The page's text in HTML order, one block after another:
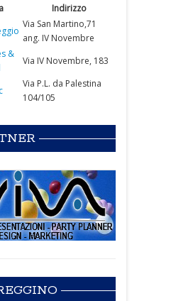
Indirizzo
Via San Martino,71
ang. IV Novembre
&
Via IV Novembre, 183
Via P.L. da Palestina
104/105